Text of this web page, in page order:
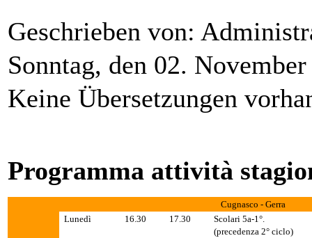
Geschrieben von:
Sonntag, den 02.
Keine Übersetzungen
Programma attività
Cugnasco - Gerra
Lunedì
16.30 17.30
Scolari 5a-1°.
(precedenza 2° ciclo)